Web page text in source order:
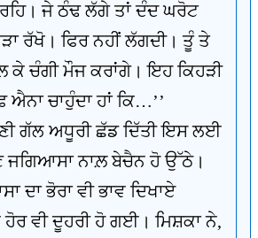
ਰਹਿ। ਜੇ ਠੰਢ ਲੱਗੇ ਤਾਂ ਦੰਦ ਘਰੋਟ
ਰੱਖੋ। ਫਿਰ ਨਹੀਂ ਲੱਗਦੀ। ਤੂੰ ਤੇ
ਕੇ ਚੰਗੀ ਮੌਜ ਕਰਾਂਗੇ। ਇਹ ਕਿਹੜੀ
ਚਾਹੁੰਦਾ ਹਾਂ ਕਿ…’’
ਗੱਲ ਅਧੂਰੀ ਛੱਡ ਦਿੱਤੀ ਇਸ ਲਈ
ਜਗਿਆਸਾ ਨਾਲ਼ ਬੇਚੈਨ ਹੋ ਉੱਠੇ।
ਦਾ ਭੋਰਾ ਵੀ ਭਾਵ ਦਿਖਾਏ
ਹੋਰ ਵੀ ਦੂਹਰੀ ਹੋ ਗਈ। ਮਿਸ਼ਕਾ ਨੇ,